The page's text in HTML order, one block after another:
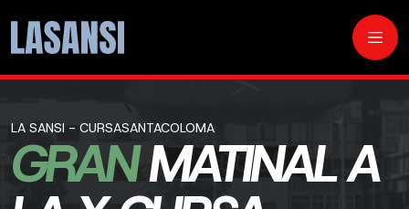
LA SANSI - CURSASANTACOLOMA
GRANMATINAL A